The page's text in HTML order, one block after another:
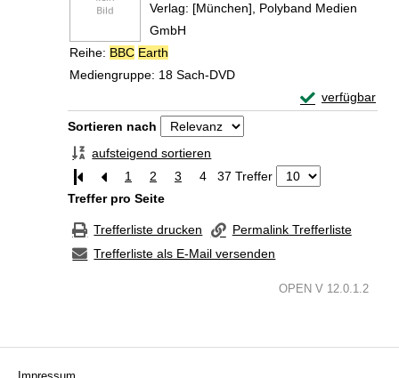
Verlag: [München], Polyband Medien
GmbH
Reihe: BBC Earth
Mediengruppe: 18 Sach-DVD
verfügbar
Exemplar-
Zu den Suchfiltern springen
Sortieren nach
aufsteigend sortieren
1
2 3 4
37 Treffer
Treffer pro Seite
Trefferliste drucken
Permalink Trefferliste
Trefferliste als E-Mail versenden
OPEN V 12.0.1.2